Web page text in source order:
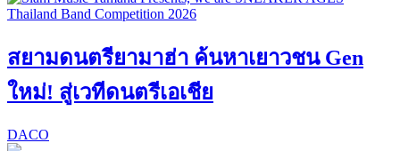
สยามดนตรียามาฮ่า ค้นหาเยาวชน Gen
ใหม่! สู่เวทีดนตรีเอเชีย
DACO